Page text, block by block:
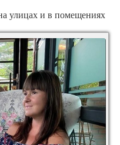
улицах и в помещениях